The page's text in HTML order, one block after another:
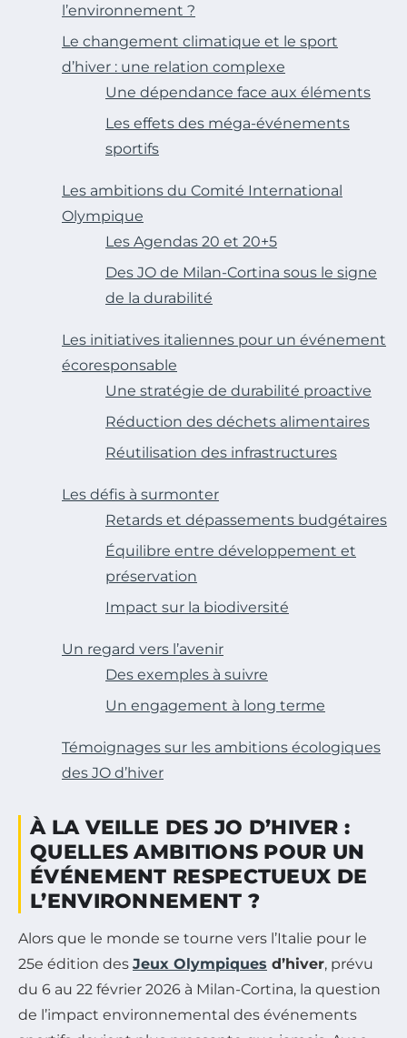
l’environnement ?
Le changement climatique et le sport
d’hiver : une relation complexe
Une dépendance face aux éléments
Les effets des méga-événements
sportifs
Les ambitions du Comité International
Olympique
Les Agendas 20 et 20+5
Des JO de Milan-Cortina sous le signe
de la durabilité
Les initiatives italiennes pour un événement
écoresponsable
Une stratégie de durabilité proactive
Réduction des déchets alimentaires
Réutilisation des infrastructures
Les défis à surmonter
Retards et dépassements budgétaires
Équilibre entre développement et
préservation
Impact sur la biodiversité
Un regard vers l’avenir
Des exemples à suivre
Un engagement à long terme
Témoignages sur les ambitions écologiques
des JO d’hiver
À LA VEILLE DES JO D’HIVER :
QUELLES AMBITIONS POUR UN
ÉVÉNEMENT RESPECTUEUX DE
L’ENVIRONNEMENT ?
Alors que le monde se tourne vers l’Italie pour le
25e édition des Jeux Olympiques d’hiver, prévu
du 6 au 22 février 2026 à Milan-Cortina, la question
de l’impact environnemental des événements